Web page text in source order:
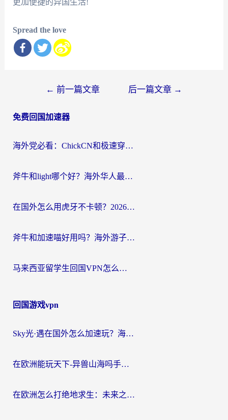
更加便捷的异国生活!
Spread the love
导
← 前一篇文章 后一篇文章 →
免费回国加速器
海外党必看：ChickCN和极速穿梭VPN好用吗？3招教你选对回国加速器无缝刷国内资源
斧牛和light哪个好？海外华人最关心的回国加速器选择难题，一篇讲透
在国外怎么用虎牙不卡顿？2026海外华人亲测有效的回国加速器选择指南
斧牛和加速喵好用吗？海外游子的真实选择困境
马来西亚留学生回国VPN怎么选？3个避坑点+1款实测好用的加速器推荐
回国游戏vpn
Sky光·遇在国外怎么加速玩？海外党亲测有效的国服游戏加速指南
在欧洲能玩天下-异兽山海吗手游？海外玩家的加速器生存指南
在欧洲怎么打绝地求生：未来之役不卡？留学生亲测的加速器避坑指南